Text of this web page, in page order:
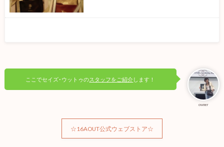
owner
ここでセイズ･ウットゥのスタッフをご紹介します！
☆16AOUT公式ウェブストア☆